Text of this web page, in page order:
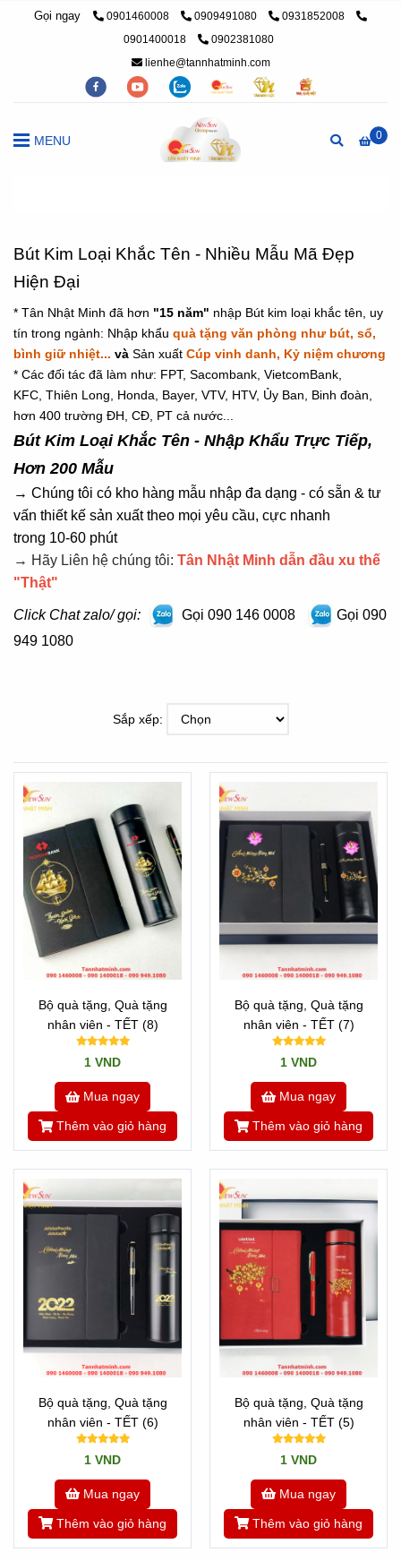
Gọi ngay 0901460008 0909491080
0931852008
0901400018
0902381080
lienhe@tannhatminh.com
0
MENU
Bút Kim Loại Khắc Tên - Nhiều Mẫu Mã Đẹp
Hiện Đại
* Tân Nhật Minh đã hơn "15 năm" nhập Bút kim loại khắc tên, uy
tín trong ngành: Nhập khẩu quà tặng văn phòng như bút, sổ,
bình giữ nhiệt... và Sản xuất Cúp vinh danh, Kỷ niệm chương
* Các đối tác đã làm như: FPT, Sacombank, VietcomBank,
KFC, Thiên Long, Honda, Bayer, VTV, HTV, Ủy Ban, Binh đoàn,
hơn 400 trường ĐH, CĐ, PT cả nước...
Bút Kim Loại Khắc Tên - Nhập Khẩu Trực Tiếp,
Hơn 200 Mẫu
→ Chúng tôi có kho hàng mẫu nhập đa dạng - có sẵn & tư
vấn thiết kế sản xuất theo mọi yêu cầu, cực nhanh
trong 10-60 phút
→ Hãy Liên hệ chúng tôi: Tân Nhật Minh dẫn đầu xu thế
"Thật"
Click Chat zalo/ gọi: Gọi 090 146 0008 Gọi 090
949 1080
Sắp xếp:
Bộ quà tặng, Quà tặng
nhân viên - TẾT (8)
1 VND
Mua ngay
Thêm vào giỏ hàng
Bộ quà tặng, Quà tặng
nhân viên - TẾT (7)
1 VND
Mua ngay
Thêm vào giỏ hàng
Bộ quà tặng, Quà tặng
nhân viên - TẾT (6)
1 VND
Mua ngay
Thêm vào giỏ hàng
Bộ quà tặng, Quà tặng
nhân viên - TẾT (5)
1 VND
Mua ngay
Thêm vào giỏ hàng